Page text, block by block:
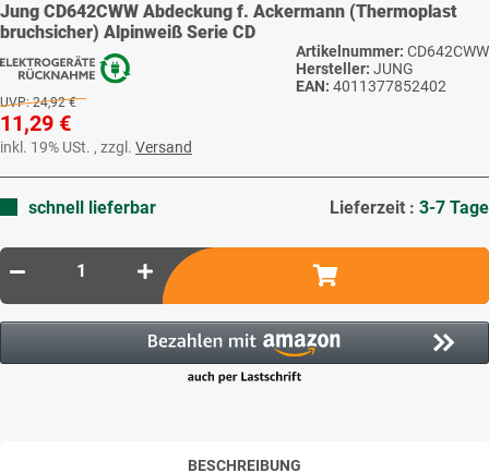
Jung CD642CWW Abdeckung f. Ackermann (Thermoplast
bruchsicher) Alpinweiß Serie CD
Artikelnummer: CD642CWW
Hersteller: JUNG
EAN: 4011377852402
UVP: 24,92 €
11,29 €
inkl. 19% USt. , zzgl. Versand
schnell lieferbar Lieferzeit : 3-7 Tage
BESCHREIBUNG